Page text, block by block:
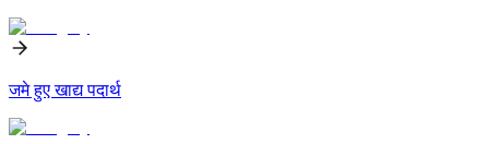
जमे हुए खाद्य पदार्थ